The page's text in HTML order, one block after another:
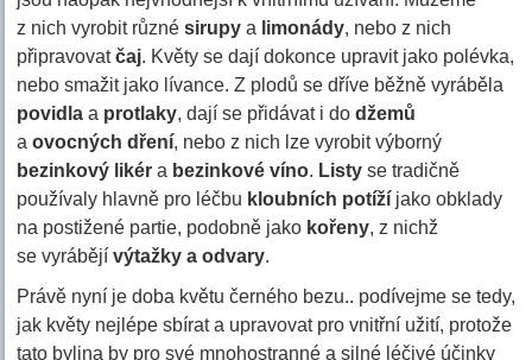
z nich vyrobit různésirupy a limonády, nebo z nich
připravovatčaj. Květy se dají dokonce upravit jako polévka,
nebo smažit jako lívance. Z plodů se dříve běžně vyráběla
povidla a protlaky, dají se přidávat i dodžemů
aovocných dření, nebo z nich lze vyrobit výborný
bezinkový likér a bezinkové víno. Listy se tradičně
používaly hlavně pro léčbu kloubních potíží jako obklady
na postižené partie, podobně jako kořeny, z nichž
se vyrábějívýtažky a odvary.
Právě nyní je doba květu černého bezu.. podívejme se tedy,
jak květy nejlépe sbírat a upravovat pro vnitřní užití, protože
tato bylina by pro své mnohostranné a silné léčivé účinky